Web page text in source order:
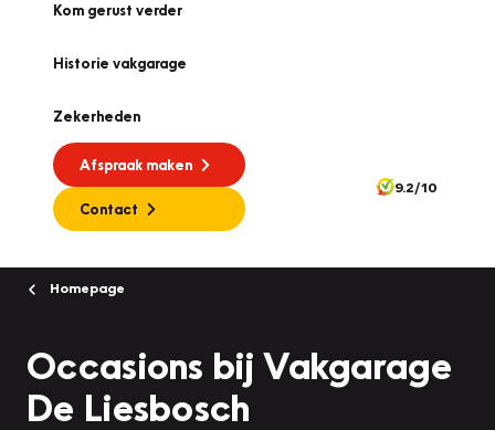
Kom gerust verder
Historie vakgarage
Zekerheden
Afspraak maken
Contact
9.2/10
Homepage
Occasions bij Vakgarage
De Liesbosch